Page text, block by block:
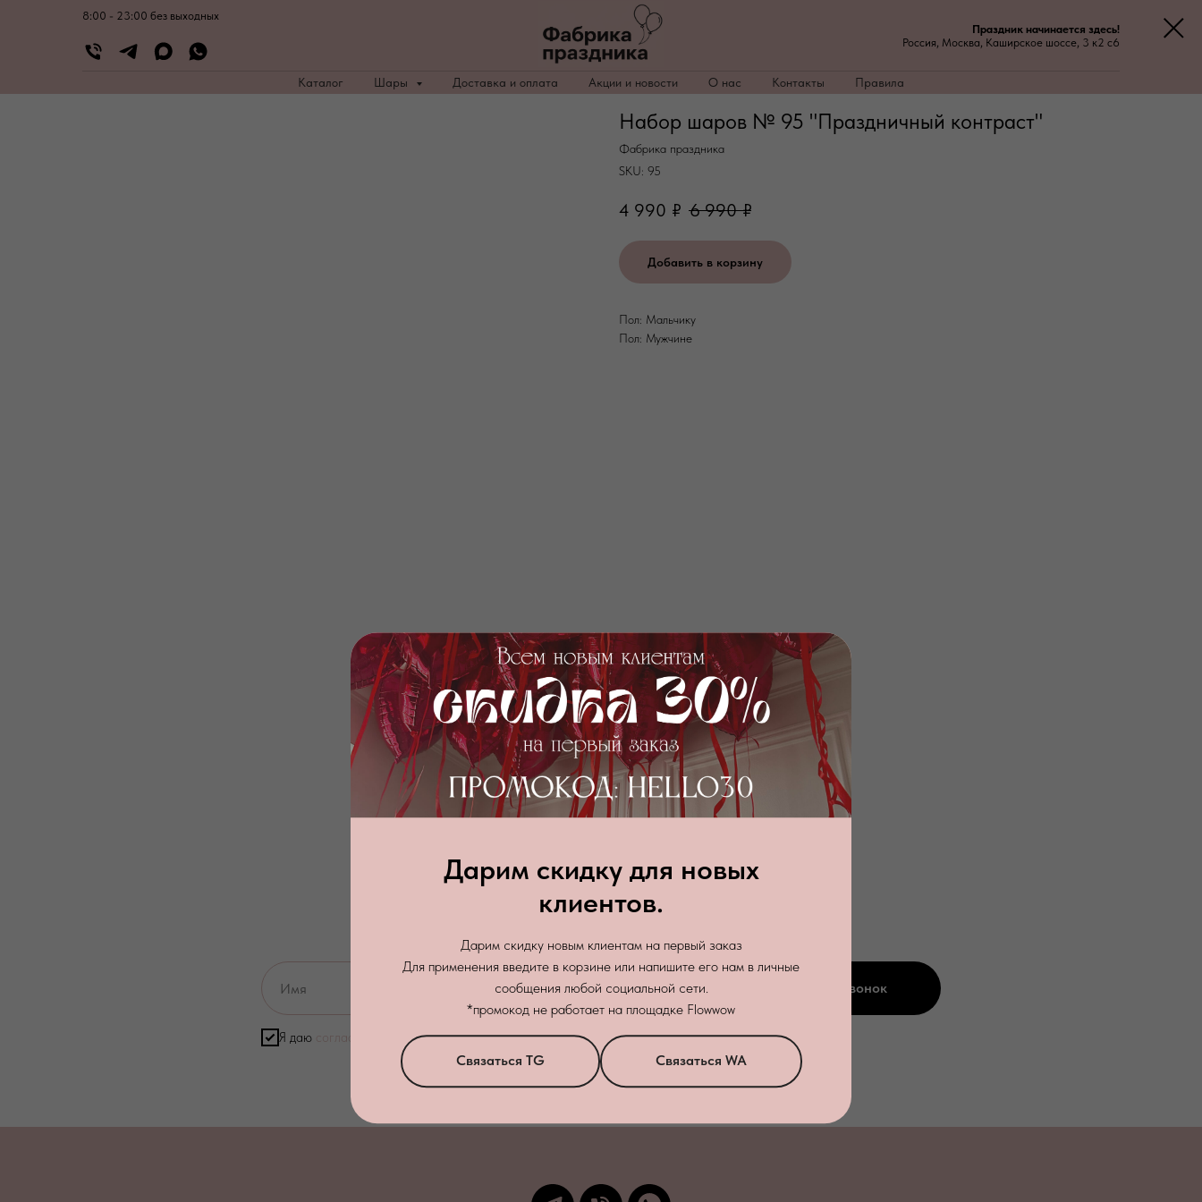
8:00 - 23:00 без выходных
Праздник начинается здесь!
Россия, Москва, Каширское шоссе, 3 к2 с6
Каталог Шары Доставка и оплата Акции и новости О нас Контакты Правила
Дарим скидку для новых
клиентов.
Дарим скидку новым клиентам на первый заказ
Для применения введите в корзине или напишите его нам в личные
сообщения любой социальной сети.
*промокод не работает на площадке Flowwow
Связаться TG Связаться WA
Набор шаров № 95 "Праздничный контраст"
Фабрика праздника
SKU: 95
4 990 ₽ 6 990 ₽
Добавить в корзину
Пол: Мальчику
Пол: Мужчине
Я даю согласие на обработку персональных данныхв соответствии сполитикой конфиденциальности
Заказать звонок